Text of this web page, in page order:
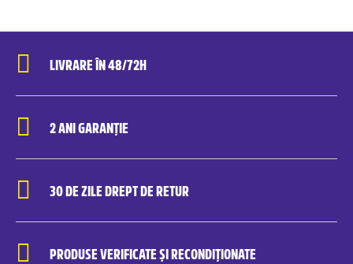
LIVRARE ÎN 48/72H
2 ANI GARANȚIE
30 DE ZILE DREPT DE RETUR
PRODUSE VERIFICATE ȘI RECONDIȚIONATE